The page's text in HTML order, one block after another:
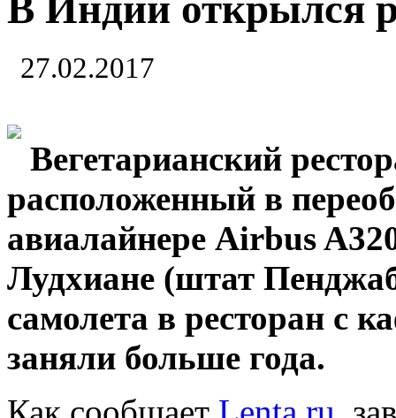
В Индии открылся
27.02.2017
Вегетарианский
расположенный в
авиалайнере Airbus
Лудхиане (штат
самолета в ресторан с
заняли больше года.